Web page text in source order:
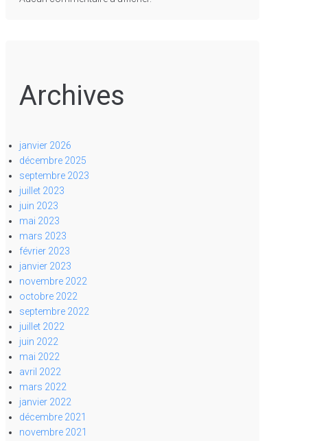
Archives
janvier 2026
décembre 2025
septembre 2023
juillet 2023
juin 2023
mai 2023
mars 2023
février 2023
janvier 2023
novembre 2022
octobre 2022
septembre 2022
juillet 2022
juin 2022
mai 2022
avril 2022
mars 2022
janvier 2022
décembre 2021
novembre 2021